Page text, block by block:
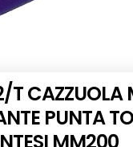
T CAZZUOLA
PUNTA